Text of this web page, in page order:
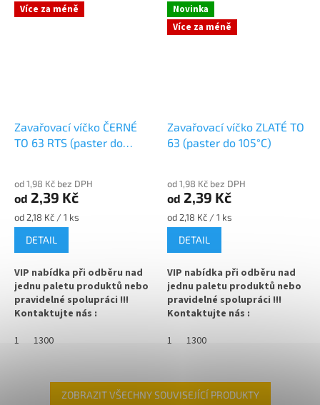
✅Zavařovací sklenice 165 ml s
objednejte
ZDE
✅ Jako dělaná pro paštiky nebo
✅ Paletu za výhodnější cenu
objednejteZDE
✅Zavařovací sklenice o plnícím
objemu 180 až 200 ml
objednejte
ZDE
✅ Jako dělaná pro džemy,
✅ Paletu za výhodnější cenu
objednejteZDE
Více za méně
Zavařovací víčko ČERNÉ
TO 63 RTS (paster do
od 1,98 Kč bez DPH
od 2,39 Kč
Měrná
cena:
od 2,18 Kč / 1 ks
DETAIL
VIP nabídka při odběru nad
jednu paletu produktů nebo
pravidelné spolupráci !!!
Kontaktujte nás :
✅ Šroubovací víčko pro snadné
1 1300
Novinka
Více za méně
Zavařovací víčko ZLATÉ TO
63 (paster do 105°C)
od 1,98 Kč bez DPH
od 2,39 Kč
Měrná
cena:
od 2,18 Kč / 1 ks
DETAIL
VIP nabídka při odběru nad
jednu paletu produktů nebo
pravidelné spolupráci !!!
Kontaktujte nás :
✅ Šroubovací víčko pro snadné
1 1300
ZOBRAZIT VŠECHNY SOUVISEJÍCÍ PRODUKTY